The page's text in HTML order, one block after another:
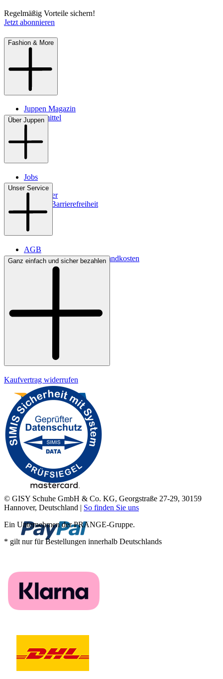
Regelmäßig Vorteile sichern!
Jetzt abonnieren
Fashion & More
Juppen Magazin
Pflegemittel
Über Juppen
Jobs
Filialen
Newsletter
Digitale Barrierefreiheit
Unser Service
AGB
Lieferbedingungen & Versandkosten
Bezahlung
Ganz einfach und sicher bezahlen
Kaufvertrag widerrufen
© GISY Schuhe GmbH & Co. KG, Georgstraße 27-29, 30159
Hannover, Deutschland | So finden Sie uns
Ein Unternehmen der PRANGE-Gruppe.
* gilt nur für Bestellungen innerhalb Deutschlands